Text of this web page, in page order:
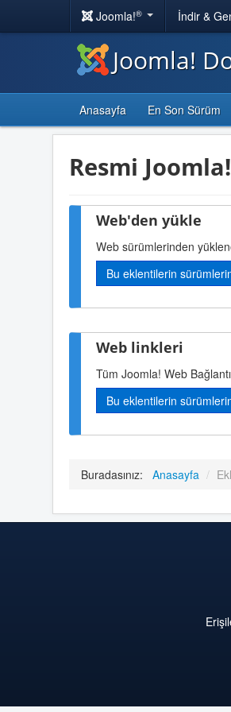
Joomla!® İndir &
Joomla!
Anasayfa En Son Sürüm
Resmi
Web'den yükle
Web sürümlerinden
Bu eklentilerin
Web linkleri
Tüm Joomla! Web
Bu eklentilerin
Buradasınız: Anasayfa /